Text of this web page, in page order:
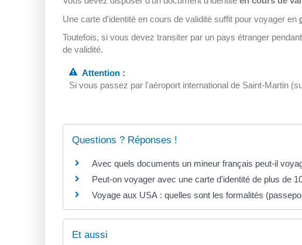
Une carte d'identité en cours de validité suffit pour voyager en
Toutefois, si vous devez transiter par un pays étranger
de validité.
Attention :
Si vous passez par l'aéroport international de Saint-Martin
Questions ? Réponses !
Avec quels documents un mineur français peut-il
Peut-on voyager avec une carte d'identité de plus de
Voyage aux USA : quelles sont les formalités
Et aussi